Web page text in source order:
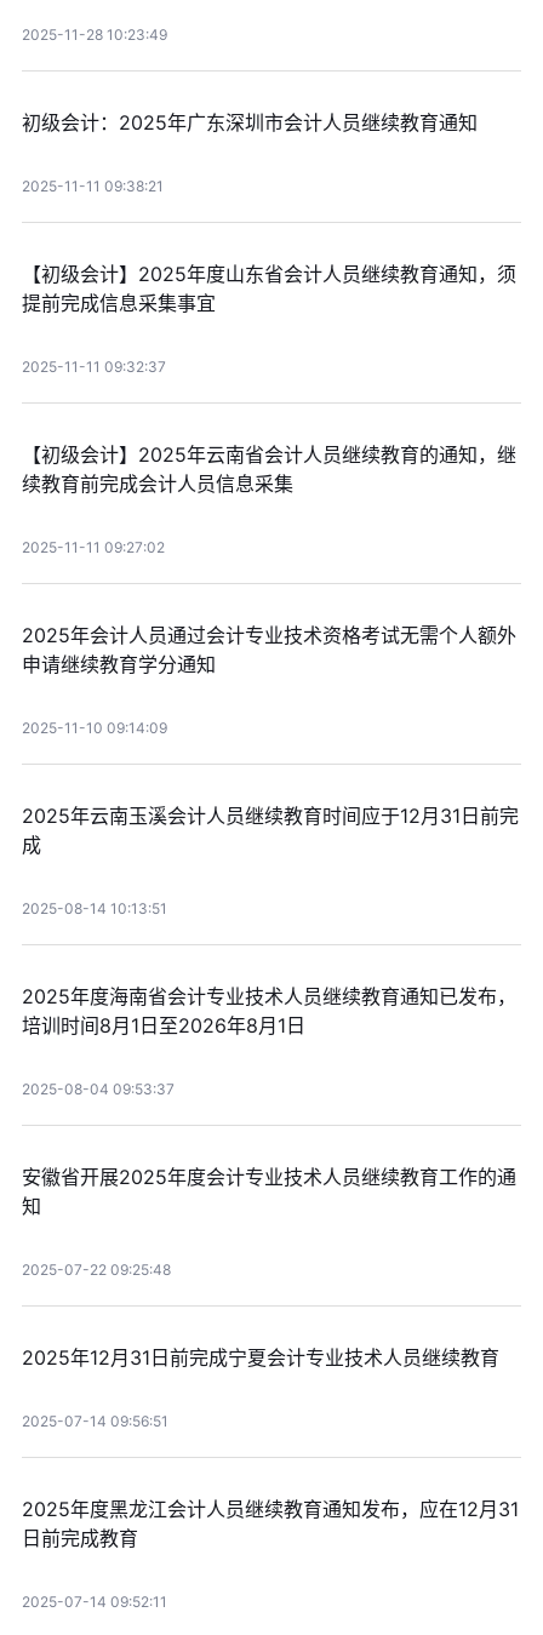
2025-11-28 10:23:49
初级会计：2025年广东深圳市会计人员继续教育通知
2025-11-11 09:38:21
【初级会计】2025年度山东省会计人员继续教育通知，须
提前完成信息采集事宜
2025-11-11 09:32:37
【初级会计】2025年云南省会计人员继续教育的通知，继
续教育前完成会计人员信息采集
2025-11-11 09:27:02
2025年会计人员通过会计专业技术资格考试无需个人额外
申请继续教育学分通知
2025-11-10 09:14:09
2025年云南玉溪会计人员继续教育时间应于12月31日前完
成
2025-08-14 10:13:51
2025年度海南省会计专业技术人员继续教育通知已发布，
培训时间8月1日至2026年8月1日
2025-08-04 09:53:37
安徽省开展2025年度会计专业技术人员继续教育工作的通
知
2025-07-22 09:25:48
2025年12月31日前完成宁夏会计专业技术人员继续教育
2025-07-14 09:56:51
2025年度黑龙江会计人员继续教育通知发布，应在12月31
日前完成教育
2025-07-14 09:52:11